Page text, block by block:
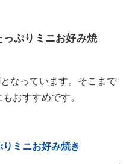
ぷりミニお好み焼
なっています。そこまで
おすすめです。
ミニお好み焼き